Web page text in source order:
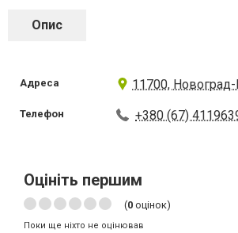
Опис
Адреса 11700,
Телефон +380 (67)
Оцініть першим
(0 оцінок)
Поки ще ніхто не оцінював